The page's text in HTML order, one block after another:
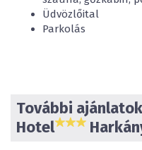
Üdvözlőital
Parkolás
További
Hotel